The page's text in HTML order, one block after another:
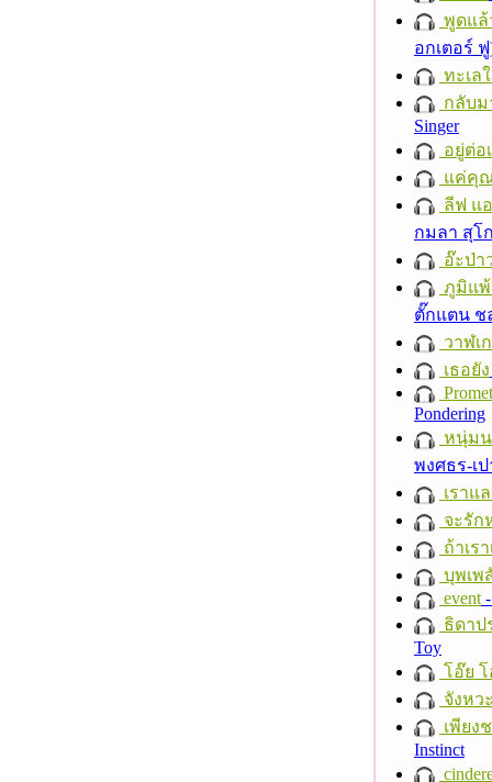
พูดแล้
อกเตอร์
ทะเล
กลับม
Singer
อยู่ต่อ
แค่คุ
ลีฟ แอ
กมลา สุโ
อ๊ะป่า
ภูมิแพ้
ตั๊กแตน ช
วาฬเ
เธอยัง
Pondering
หนุ่มน
พงศธร-เ
เราแ
จะรัก
ถ้าเร
บุพเพ
event
ธิดาป
Toy
โอ๊ย
จังหว
เพียง
Instinct